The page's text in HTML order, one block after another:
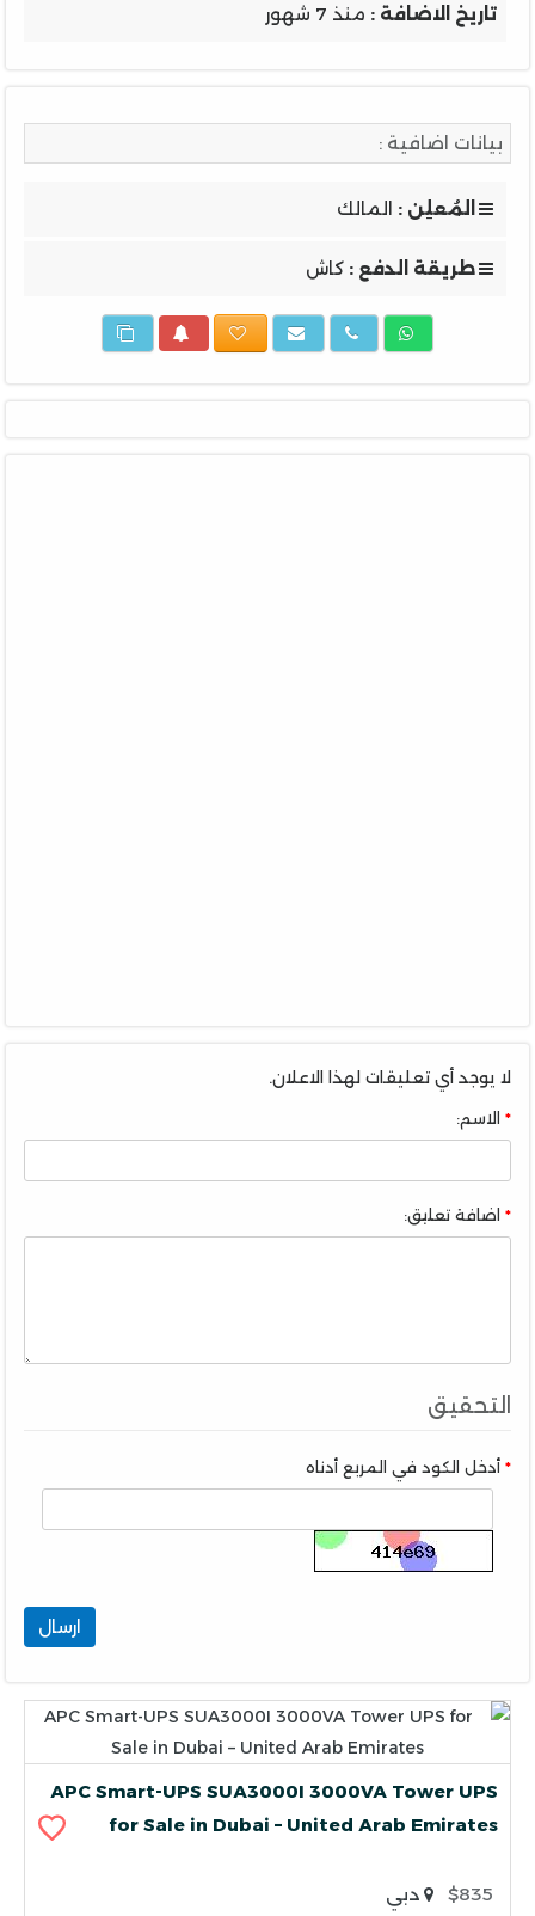
تاريخ الاضافة : منذ 7 شهور
بيانات اضافية :
المُعلِن : المالك
طريقة الدفع : كاش
لا يوجد أي تعليقات لهذا الاعلان.
الاسم:
اضافة تعليق:
التحقيق
أدخل الكود في المربع أدناه
ارسال
APC Smart-UPS SUA3000I 3000VA Tower UPS
for Sale in Dubai – United Arab Emirates
$835 دبي